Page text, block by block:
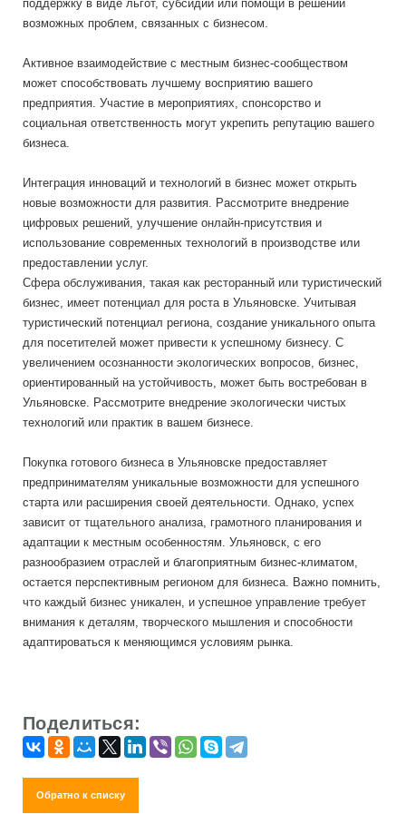
поддержку в виде льгот, субсидий или помощи в решении
возможных проблем, связанных с бизнесом.
Активное взаимодействие с местным бизнес-сообществом
может способствовать лучшему восприятию вашего
предприятия. Участие в мероприятиях, спонсорство и
социальная ответственность могут укрепить репутацию вашего
бизнеса.
Интеграция инноваций и технологий в бизнес может открыть
новые возможности для развития. Рассмотрите внедрение
цифровых решений, улучшение онлайн-присутствия и
использование современных технологий в производстве или
предоставлении услуг.
Сфера обслуживания, такая как ресторанный или туристический
бизнес, имеет потенциал для роста в Ульяновске. Учитывая
туристический потенциал региона, создание уникального опыта
для посетителей может привести к успешному бизнесу. С
увеличением осознанности экологических вопросов, бизнес,
ориентированный на устойчивость, может быть востребован в
Ульяновске. Рассмотрите внедрение экологически чистых
технологий или практик в вашем бизнесе.
Покупка готового бизнеса в Ульяновске предоставляет
предпринимателям уникальные возможности для успешного
старта или расширения своей деятельности. Однако, успех
зависит от тщательного анализа, грамотного планирования и
адаптации к местным особенностям. Ульяновск, с его
разнообразием отраслей и благоприятным бизнес-климатом,
остается перспективным регионом для бизнеса. Важно помнить,
что каждый бизнес уникален, и успешное управление требует
внимания к деталям, творческого мышления и способности
адаптироваться к меняющимся условиям рынка.
Поделиться:
Обратно к списку